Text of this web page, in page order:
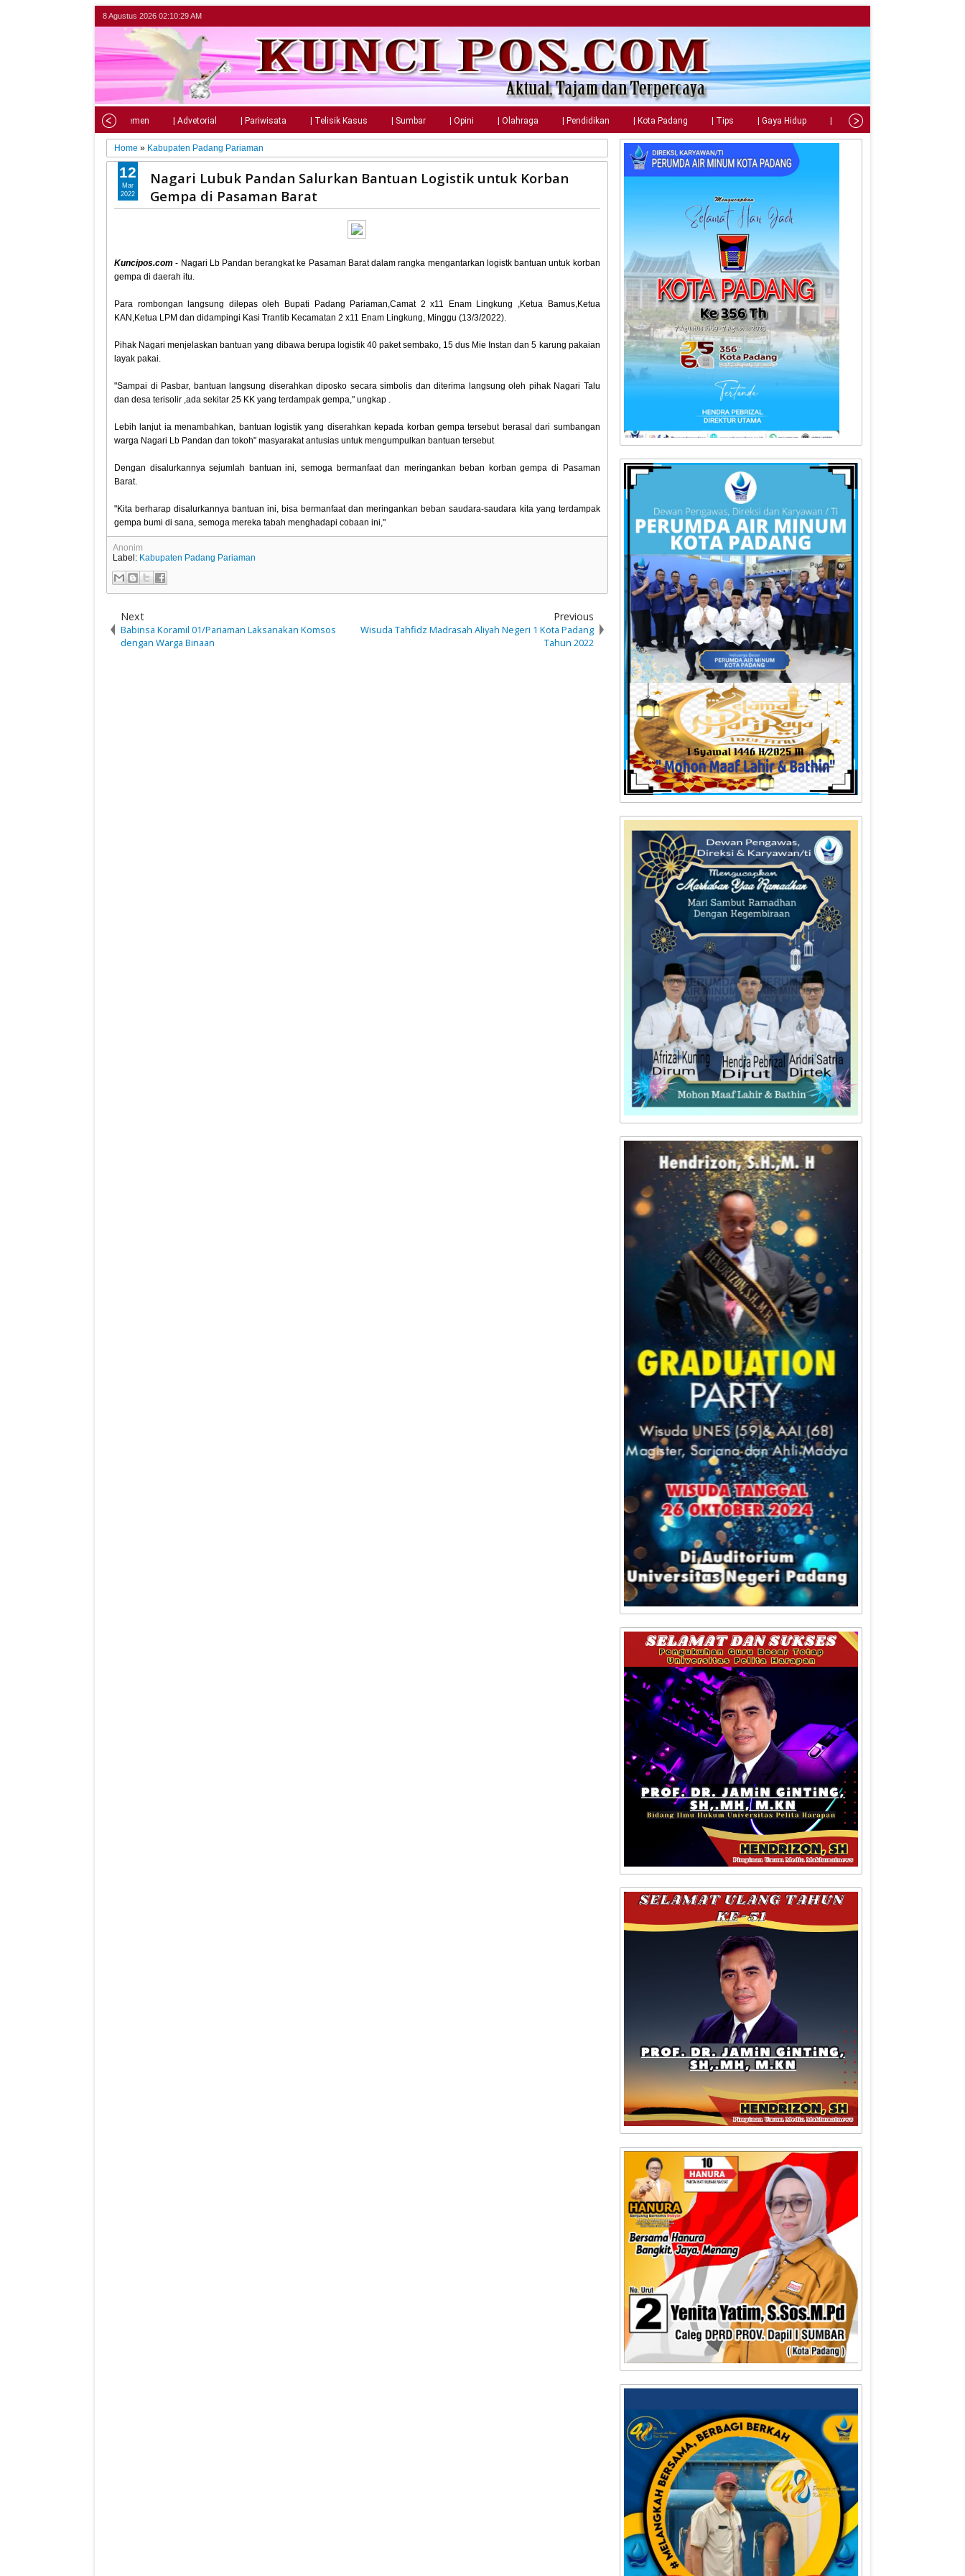
8 Agustus 2026 02:10:30 AM
| Parlemen | Advetorial | Pariwisata | Telisik Kasus | Sumbar | Opini | Olahraga | Pendidikan | Kota Padang | Tips | Gaya Hidup | Teknologi
Home » Kabupaten Padang Pariaman
Nagari Lubuk Pandan Salurkan Bantuan Logistik untuk Korban
Gempa di Pasaman Barat
Kuncipos.com - Nagari Lb Pandan berangkat ke Pasaman Barat dalam rangka mengantarkan logistk bantuan untuk korban
gempa di daerah itu.
Para rombongan langsung dilepas oleh Bupati Padang Pariaman,Camat 2 x11 Enam Lingkung ,Ketua Bamus,Ketua
KAN,Ketua LPM dan didampingi Kasi Trantib Kecamatan 2 x11 Enam Lingkung, Minggu (13/3/2022).
Pihak Nagari menjelaskan bantuan yang dibawa berupa logistik 40 paket sembako, 15 dus Mie Instan dan 5 karung pakaian
layak pakai.
"Sampai di Pasbar, bantuan langsung diserahkan diposko secara simbolis dan diterima langsung oleh pihak Nagari Talu
dan desa terisolir ,ada sekitar 25 KK yang terdampak gempa," ungkap .
Lebih lanjut ia menambahkan, bantuan logistik yang diserahkan kepada korban gempa tersebut berasal dari sumbangan
warga Nagari Lb Pandan dan tokoh" masyarakat antusias untuk mengumpulkan bantuan tersebut
Dengan disalurkannya sejumlah bantuan ini, semoga bermanfaat dan meringankan beban korban gempa di Pasaman
Barat.
"Kita berharap disalurkannya bantuan ini, bisa bermanfaat dan meringankan beban saudara-saudara kita yang terdampak
gempa bumi di sana, semoga mereka tabah menghadapi cobaan ini,"
12
Mar
2022
Anonim
Label: Kabupaten Padang Pariaman
Next
Babinsa Koramil 01/Pariaman Laksanakan Komsos
dengan Warga Binaan
Previous
Wisuda Tahfidz Madrasah Aliyah Negeri 1 Kota Padang
Tahun 2022